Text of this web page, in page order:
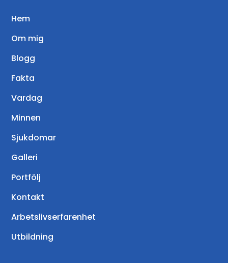
Hem
Om mig
Blogg
Fakta
Vardag
Minnen
Sjukdomar
Galleri
Portfölj
Kontakt
Arbetslivserfarenhet
Utbildning